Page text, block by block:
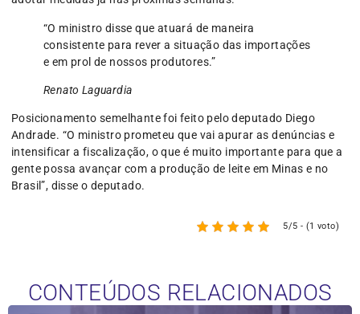
“O ministro disse que atuará de maneira
consistente para rever a situação das importações
e em prol de nossos produtores.”
Renato Laguardia
Posicionamento semelhante foi feito pelo deputado Diego
Andrade. “O ministro prometeu que vai apurar as denúncias e
intensificar a fiscalização, o que é muito importante para que a
gente possa avançar com a produção de leite em Minas e no
Brasil”, disse o deputado.
5/5 - (1 voto)
CONTEÚDOS RELACIONADOS